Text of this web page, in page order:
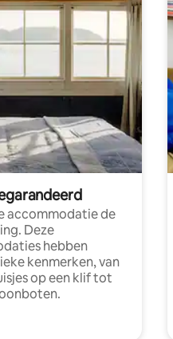
accommodatie de
Deze
hebben
kenmerken, van
op een klif tot